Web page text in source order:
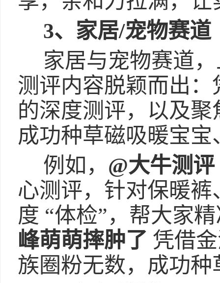
3、家居/宠物赛道
家居与宠物赛道
测评内容脱颖而出
的深度测评，以及
成功种草磁吸暖宝
例如， @大牛测评
心测评，针对保暖
度 “体检”，帮大家
峰萌萌摔肿了 凭借
族圈粉无数，成功